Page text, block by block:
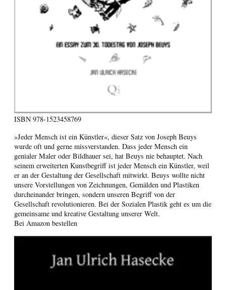
ISBN 978-1523458769
»Jeder Mensch ist ein Künstler«, dieser Satz von Joseph Beuys
wurde oft und gerne missverstanden. Dass jeder Mensch ein
genialer Maler oder Bildhauer sei, hat Beuys nie behauptet. Nach
seinem erweiterten Kunstbegriff ist jeder Mensch ein Künstler, weil
er an der Gestaltung der Gesellschaft mitwirkt. Beuys wollte nicht
unsere Vorstellungen von Zeichnungen, Gemälden und Plastiken
durcheinander bringen, sondern unseren Begriff von der
Gesellschaft revolutionieren. Bei der Sozialen Plastik geht es um die
gemeinsame und kreative Gestaltung unserer Welt.
Bei Amazon bestellen